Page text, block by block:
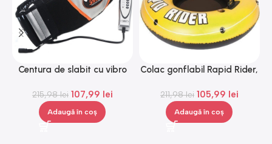
Centura de slabit cu vibro
telecomanda, negru
215,98lei 107,99 lei
Adaugă în coș
Colac gonflabil Rapid Rider,
211,98lei 105,99 lei
Adaugă în coș